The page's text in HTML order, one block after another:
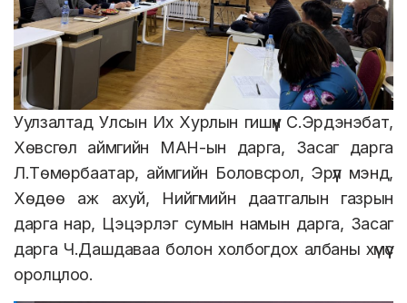
Уулзалтад Улсын Их Хурлын гишүүн С.Эрдэнэбат,
Хөвсгөл аймгийн МАН-ын дарга, Засаг дарга
Л.Төмөрбаатар, аймгийн Боловсрол, Эрүүл мэнд,
Хөдөө аж ахуй, Нийгмийн даатгалын газрын
дарга нар, Цэцэрлэг сумын намын дарга, Засаг
дарга Ч.Дашдаваа болон холбогдох албаны хүмүүс
оролцлоо.